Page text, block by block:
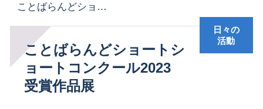
ことばらんどショートショートコンクール2023 受賞作品展
ことばらんどショートシ
ョートコンクール2023
受賞作品展
日々の
活動